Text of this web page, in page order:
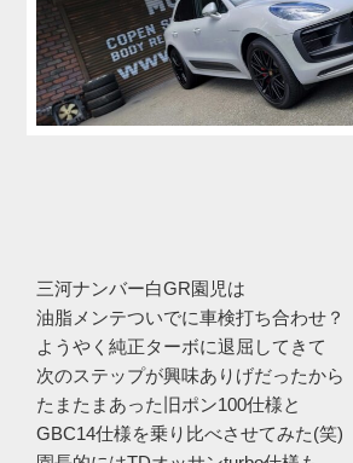
三河ナンバー白GR園児は
油脂メンテついでに車検打ち合わせ？
ようやく純正ターボに退屈してきて
次のステップが興味ありげだったから
たまたまあった旧ポン100仕様と
GBC14仕様を乗り比べさせてみた(笑)